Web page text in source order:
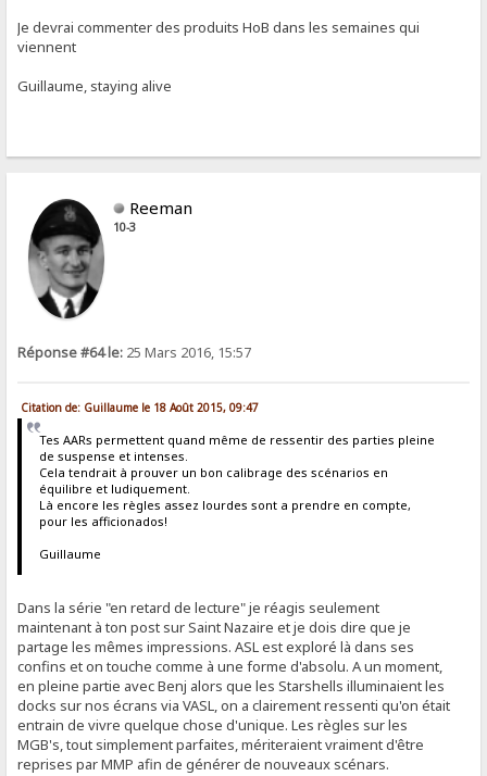
Je devrai commenter des produits HoB dans les semaines qui
viennent
Guillaume, staying alive
Reeman
10-3
Réponse #64 le: 25 Mars 2016, 15:57
Citation de: Guillaume le 18 Août 2015, 09:47
Tes AARs permettent quand même de ressentir des parties pleine
de suspense et intenses.
Cela tendrait à prouver un bon calibrage des scénarios en
équilibre et ludiquement.
Là encore les règles assez lourdes sont a prendre en compte,
pour les afficionados!
Guillaume
Dans la série "en retard de lecture" je réagis seulement
maintenant à ton post sur Saint Nazaire et je dois dire que je
partage les mêmes impressions. ASL est exploré là dans ses
confins et on touche comme à une forme d'absolu. A un moment,
en pleine partie avec Benj alors que les Starshells illuminaient les
docks sur nos écrans via VASL, on a clairement ressenti qu'on était
entrain de vivre quelque chose d'unique. Les règles sur les
MGB's, tout simplement parfaites, mériteraient vraiment d'être
reprises par MMP afin de générer de nouveaux scénars.